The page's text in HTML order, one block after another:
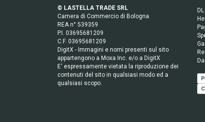
© LASTELLA TRADE SRL
Camera di Commercio di Bologna
REA n° 539359
P.I. 03695681209
C.F. 03695681209
DigitX - Immagini e nomi presenti sul sito
appartengono a Moxa Inc. e/o a DigitX
E' espressamente vietata la riproduzione dei
contenuti del sito in qualsiasi modo ed a
qualsiasi scopo.